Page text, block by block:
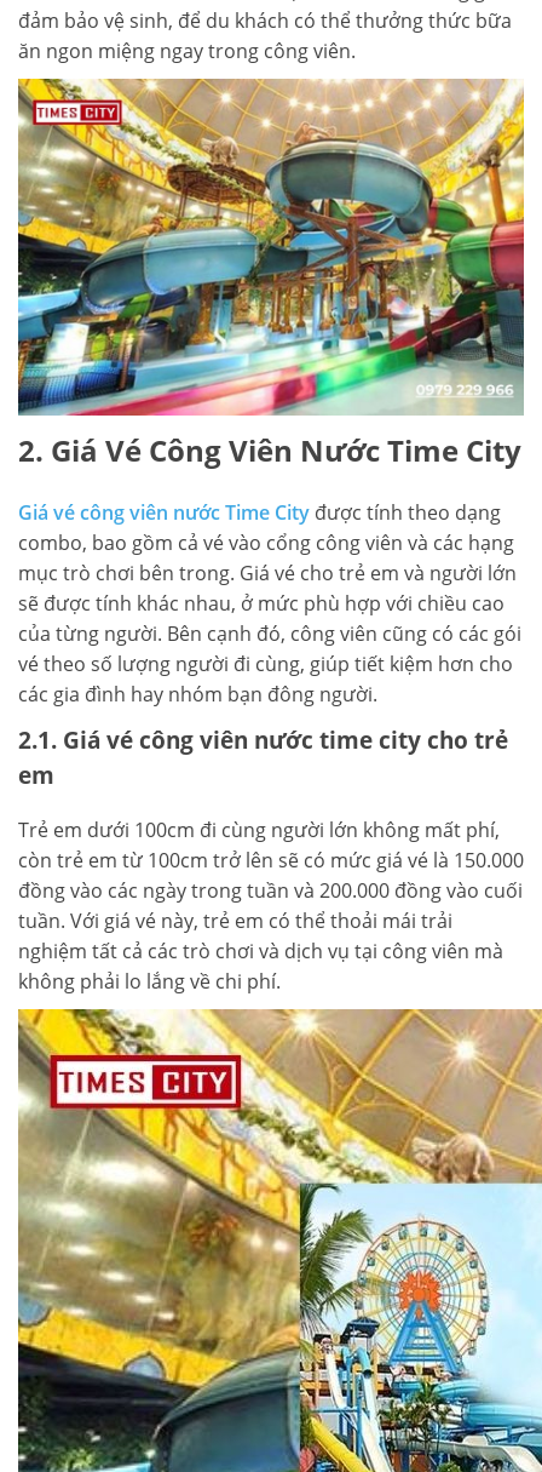
đảm bảo vệ sinh, để du khách có thể thưởng thức bữa
ăn ngon miệng ngay trong công viên.
2. Giá Vé Công Viên Nước Time City
Giá vé công viên nước Time City được tính theo dạng
combo, bao gồm cả vé vào cổng công viên và các hạng
mục trò chơi bên trong. Giá vé cho trẻ em và người lớn
sẽ được tính khác nhau, ở mức phù hợp với chiều cao
của từng người. Bên cạnh đó, công viên cũng có các gói
vé theo số lượng người đi cùng, giúp tiết kiệm hơn cho
các gia đình hay nhóm bạn đông người.
2.1. Giá vé công viên nước time city cho trẻ
em
Trẻ em dưới 100cm đi cùng người lớn không mất phí,
còn trẻ em từ 100cm trở lên sẽ có mức giá vé là 150.000
đồng vào các ngày trong tuần và 200.000 đồng vào cuối
tuần. Với giá vé này, trẻ em có thể thoải mái trải
nghiệm tất cả các trò chơi và dịch vụ tại công viên mà
không phải lo lắng về chi phí.